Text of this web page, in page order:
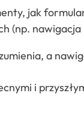
jak
(np.
a
i